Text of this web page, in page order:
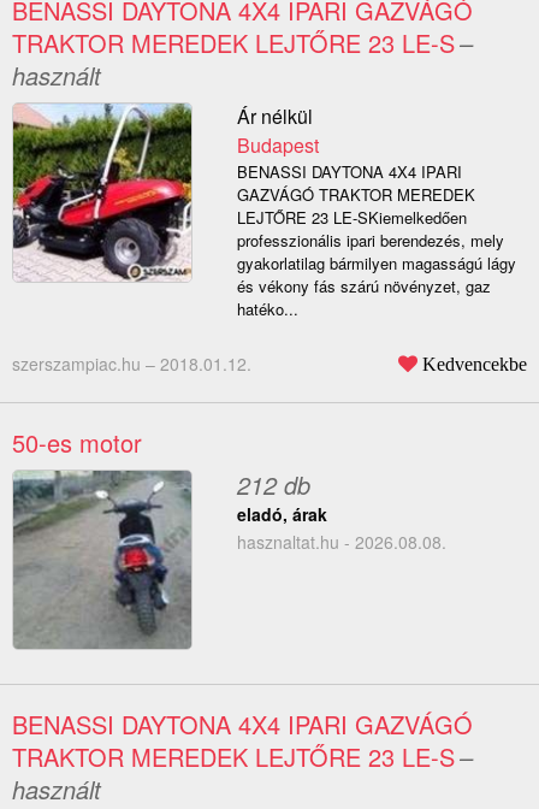
BENASSI DAYTONA 4X4 IPARI GAZVÁGÓ
TRAKTOR MEREDEK LEJTŐRE 23 LE-S–
használt
Ár nélkül
Budapest
BENASSI DAYTONA 4X4 IPARI
GAZVÁGÓ TRAKTOR MEREDEK
LEJTŐRE 23 LE-SKiemelkedően
professzionális ipari berendezés, mely
gyakorlatilag bármilyen magasságú lágy
és vékony fás szárú növényzet, gaz
hatéko...
szerszampiac.hu – 2018.01.12. Kedvencekbe
50-es motor
212 db
eladó, árak
hasznaltat.hu - 2026.08.08.
BENASSI DAYTONA 4X4 IPARI GAZVÁGÓ
TRAKTOR MEREDEK LEJTŐRE 23 LE-S–
használt